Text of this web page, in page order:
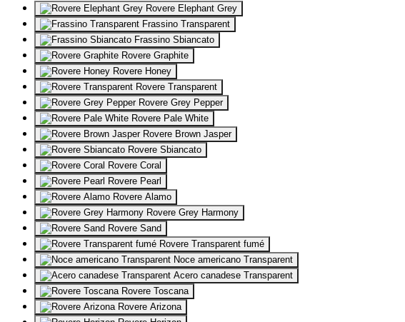
Rovere Elephant Grey
Frassino Transparent
Frassino Sbiancato
Rovere Graphite
Rovere Honey
Rovere Transparent
Rovere Grey Pepper
Rovere Pale White
Rovere Brown Jasper
Rovere Sbiancato
Rovere Coral
Rovere Pearl
Rovere Alamo
Rovere Grey Harmony
Rovere Sand
Rovere Transparent fumé
Noce americano Transparent
Acero canadese Transparent
Rovere Toscana
Rovere Arizona